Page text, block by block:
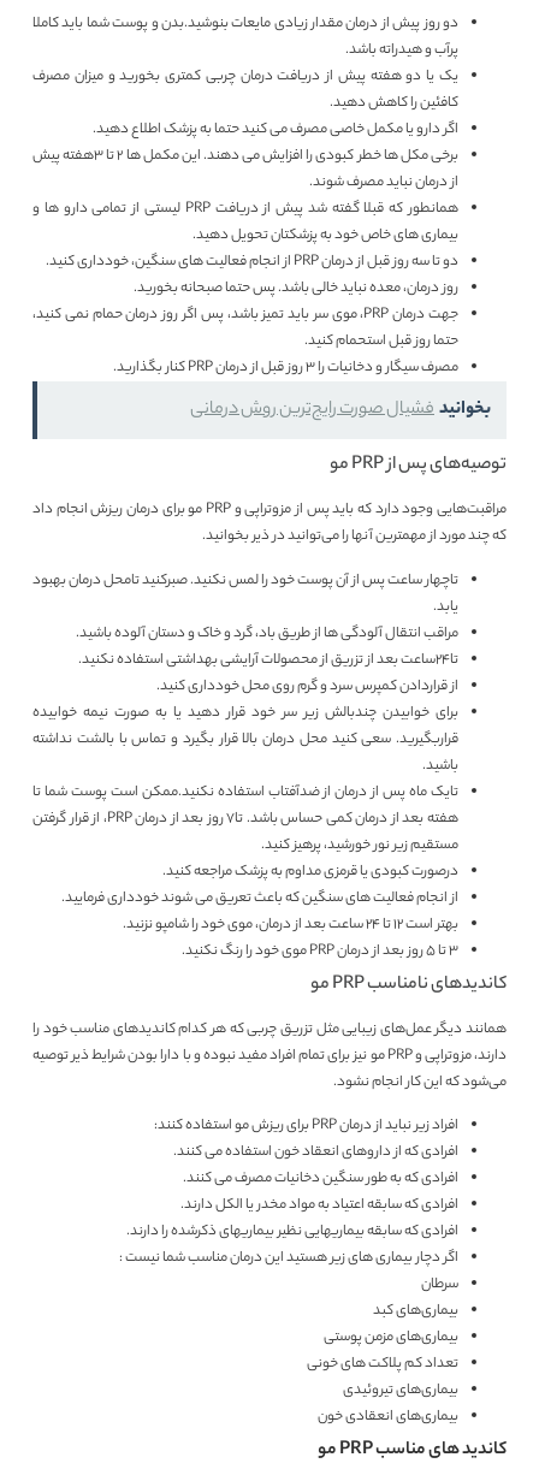
دو روز پیش از درمان مقدار زیادی مایعات بنوشید.بدن و پوست شما باید کاملا
پرآب و هیدراته باشد.
یک یا دو هفته پیش از دریافت درمان چربی کمتری بخورید و میزان مصرف
کافئین را کاهش دهید.
اگر دارو یا مکمل خاصی مصرف می کنید حتما به پزشک اطلاع دهید.
برخی مکل ها خطر کبودی را افزایش می دهند. این مکمل ها 2 تا 3هفته پیش
از درمان نباید مصرف شوند.
همانطور که قبلا گفته شد پیش از دریافت PRP لیستی از تمامی دارو ها و
بیماری های خاص خود به پزشکتان تحویل دهید.
دو تا سه روز قبل از درمان PRP از انجام فعالیت های سنگین، خودداری کنید.
روز درمان، معده نباید خالی باشد. پس حتما صبحانه بخورید.
جهت درمان PRP، موی سر باید تمیز باشد، پس اگر روز درمان حمام نمی کنید،
حتما روز قبل استحمام کنید.
مصرف سیگار و دخانیات را 3 روز قبل از درمان PRP کنار بگذارید.
بخوانیدفشیال صورت رایج‌ترین روش درمانی
توصیه‌های پس از PRP مو
مراقبت‌هایی وجود دارد که باید پس از مزوتراپی و PRP مو برای درمان ریزش انجام داد
که چند مورد از مهمترین آنها را می‌توانید در ذیر بخوانید.
تاچهار ساعت پس از آن پوست خود را لمس نکنید. صبرکنید تامحل درمان بهبود
یابد.
مراقب انتقال آلودگی ها از طریق باد، گرد و خاک و دستان آلوده‌ باشید.
تا24ساعت بعد از تزریق از محصولات آرایشی بهداشتی استفاده نکنید.
از قراردادن کمپرس سرد و گرم روی محل خودداری کنید.
برای خوابیدن چندبالش زیر سر خود قرار دهید یا به صورت نیمه خوابیده
قراربگیرید. سعی کنید محل درمان بالا قرار بگیرد و تماس با بالشت نداشته
باشید.
تایک ماه پس از درمان از ضدآفتاب استفاده نکنید.ممکن است پوست شما تا
هفته بعد از درمان کمی حساس باشد. تا7 روز بعد از درمان PRP، از قرار گرفتن
مستقیم زیر نور خورشید، پرهیز کنید.
درصورت کبودی یا قرمزی مداوم به پزشک مراجعه کنید.
از انجام فعالیت های سنگین که باعث تعریق می شوند خودداری فرمایید.
بهتر است 12 تا 24 ساعت بعد از درمان، موی خود را شامپو نزنید.
3 تا 5 روز بعد از درمان PRP موی خود را رنگ نکنید.
کاندیدهای نامناسب PRP مو
همانند دیگر عمل‌های زیبایی مثل تزریق چربی که هر کدام کاندیدهای مناسب خود را
دارند، مزوتراپی و PRP مو نیز برای تمام افراد مفید نبوده و با دارا بودن شرایط ذیر توصیه
می‌شود که این کار انجام نشود.
افراد زیر نباید از درمان PRP برای ریزش مو استفاده کنند:
افرادی که از داروهای انعقاد خون استفاده می کنند.
افرادی که به طور سنگین دخانیات مصرف می کنند.
افرادی که سابقه اعتیاد به مواد مخدر یا الکل دارند.
افرادی که سابقه بیماریهایی نظیر بیماریهای ذکرشده را دارند.
اگر دچار بیماری های زیر هستید این درمان مناسب شما نیست :
سرطان
بیماری‌های کبد
بیماری‌های مزمن پوستی
تعداد کم پلاکت های خونی
بیماری‌های تیروئیدی
بیماری‌های انعقادی خون
کاندید های مناسب PRP مو